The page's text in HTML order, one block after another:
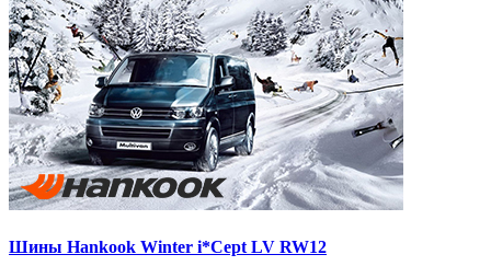
Шины Hankook Winter i*Cept LV RW12